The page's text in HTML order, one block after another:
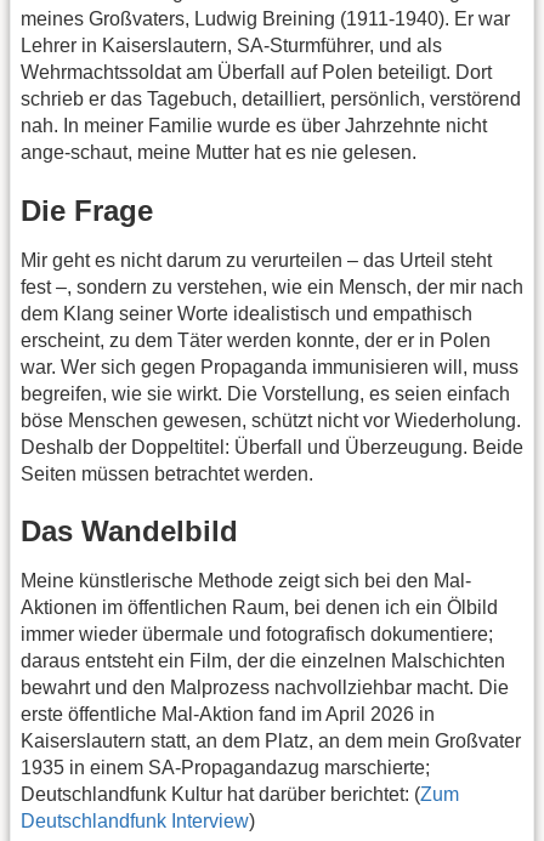
meines Großvaters, Ludwig Breining (1911-1940). Er war
Lehrer in Kaiserslautern, SA-Sturmführer, und als
Wehrmachtssoldat am Überfall auf Polen beteiligt. Dort
schrieb er das Tagebuch, detailliert, persönlich, verstörend
nah. In meiner Familie wurde es über Jahrzehnte nicht
ange-schaut, meine Mutter hat es nie gelesen.
Die Frage
Mir geht es nicht darum zu verurteilen – das Urteil steht
fest –, sondern zu verstehen, wie ein Mensch, der mir nach
dem Klang seiner Worte idealistisch und empathisch
erscheint, zu dem Täter werden konnte, der er in Polen
war. Wer sich gegen Propaganda immunisieren will, muss
begreifen, wie sie wirkt. Die Vorstellung, es seien einfach
böse Menschen gewesen, schützt nicht vor Wiederholung.
Deshalb der Doppeltitel: Überfall und Überzeugung. Beide
Seiten müssen betrachtet werden.
Das Wandelbild
Meine künstlerische Methode zeigt sich bei den Mal-
Aktionen im öffentlichen Raum, bei denen ich ein Ölbild
immer wieder übermale und fotografisch dokumentiere;
daraus entsteht ein Film, der die einzelnen Malschichten
bewahrt und den Malprozess nachvollziehbar macht. Die
erste öffentliche Mal-Aktion fand im April 2026 in
Kaiserslautern statt, an dem Platz, an dem mein Großvater
1935 in einem SA-Propagandazug marschierte;
Deutschlandfunk Kultur hat darüber berichtet: (Zum
Deutschlandfunk Interview)